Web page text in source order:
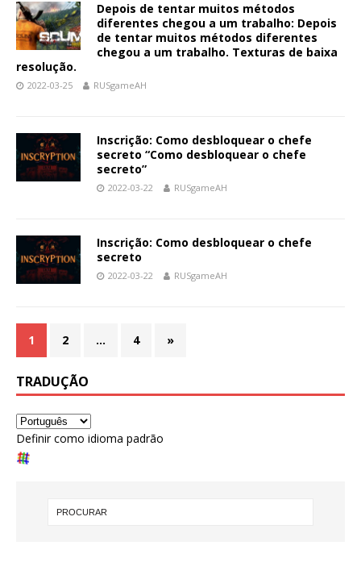
Depois de tentar muitos métodos
diferentes chegou a um trabalho: Depois
de tentar muitos métodos diferentes
chegou a um trabalho. Texturas de baixa
resolução.
2022-03-25 RUSgameAH
Inscrição: Como desbloquear o chefe
secreto “Como desbloquear o chefe
secreto”
2022-03-22 RUSgameAH
Inscrição: Como desbloquear o chefe
secreto
2022-03-22 RUSgameAH
1 2 … 4 »
TRADUÇÃO
Definir como idioma padrão